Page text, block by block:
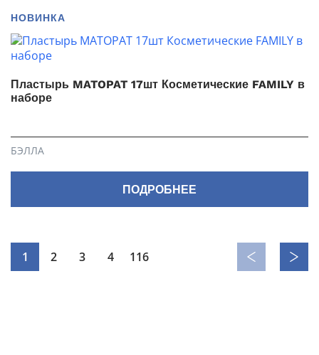
НОВИНКА
Пластырь MATOPAT 17шт Косметические FAMILY в
наборе
БЭЛЛА
ПОДРОБНЕЕ
1 2 3 4 116